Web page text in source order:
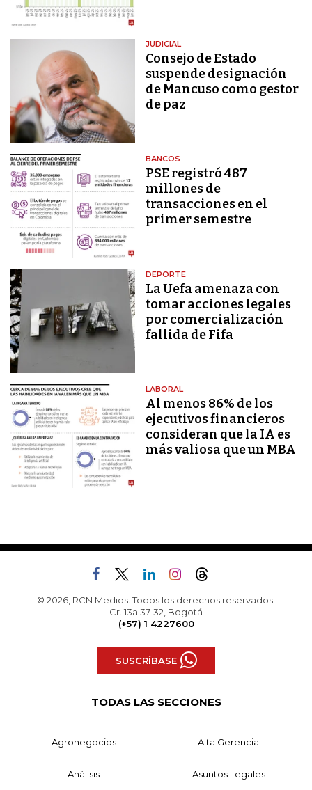
JUDICIAL
Consejo de Estado
suspende designación
de Mancuso como gestor
de paz
BANCOS
PSE registró 487
millones de
transacciones en el
primer semestre
DEPORTE
La Uefa amenaza con
tomar acciones legales
por comercialización
fallida de Fifa
LABORAL
Al menos 86% de los
ejecutivos financieros
consideran que la IA es
más valiosa que un MBA
© 2026, RCN Medios. Todos los derechos reservados.
Cr. 13a 37-32, Bogotá
(+57) 1 4227600
SUSCRÍBASE
TODAS LAS SECCIONES
Agronegocios Alta Gerencia
Análisis Asuntos Legales